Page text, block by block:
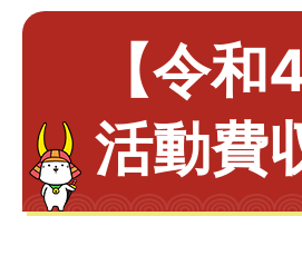
【令
活動費